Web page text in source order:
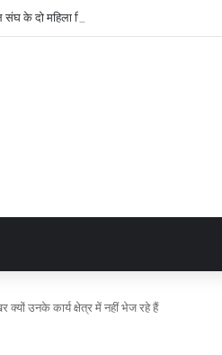
क्यों उनके कार्य क्षेत्र में नहीं भेज रहे हैं